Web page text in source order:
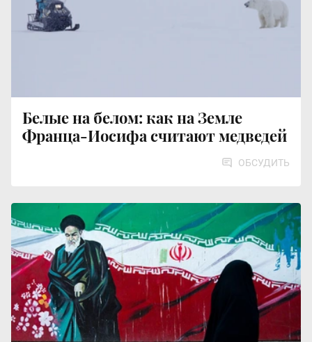
Белые на белом: как на Земле
Франца-Иосифа считают медведей
ОБСУДИТЬ